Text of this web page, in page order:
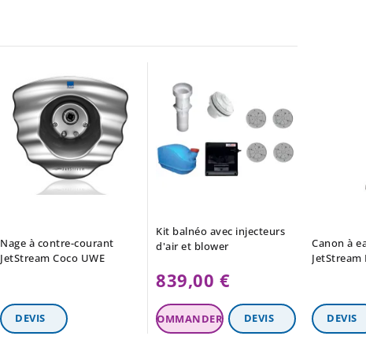
Nage à contre-courant
JetStream Coco UWE
Kit balnéo avec injecteurs
d'air et blower
839,00 €
Canon à
JetStream